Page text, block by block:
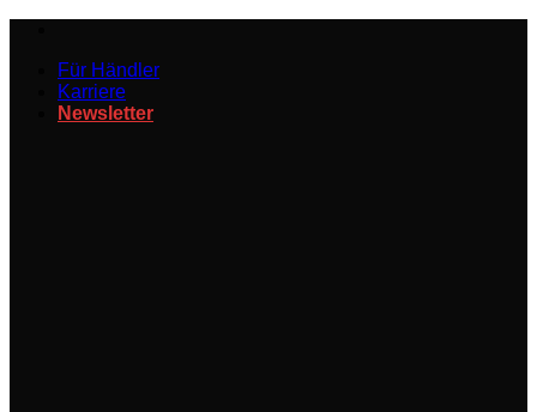
springenFür Händler
Karriere
Newsletter